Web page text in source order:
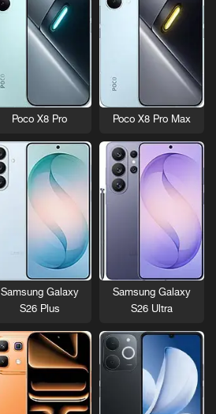
Poco X8 Pro Max
Poco X8 Pro
Samsung Galaxy
S26 Ultra
Samsung Galaxy
S26 Plus